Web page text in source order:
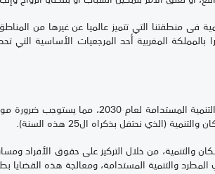
فى منطقتنا التي تتميز عالميا عن غيرها من
بالمملكة المغربية أحد المرجعيات الأساسية
إن هذه المواضيع والقضايا تعتبر قضايا مركزية
والتنمية، من خلال التركيز على حقوق الأفراد
والتنمية المستدامة، ومعالجة هذه